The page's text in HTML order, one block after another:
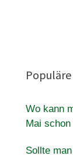
Wo kann
Mai schon
Sollte